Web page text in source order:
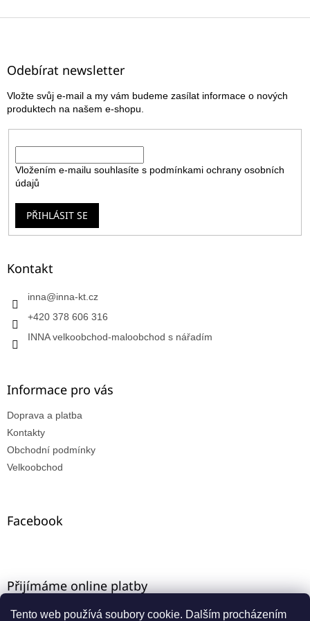
Tento web používá soubory cookie. Dalším procházením
Z
Odebírat newsletter
Vložte svůj e-mail a my vám budeme zasílat informace o nových
produktech na našem e-shopu.
Vložením e-mailu souhlasíte s podmínkami ochrany osobních
údajů
PŘIHLÁSIT SE
Kontakt
inna@inna-kt.cz
+420 378 606 316
INNA velkoobchod-maloobchod s nářadím
Informace pro vás
Doprava a platba
Kontakty
Obchodní podmínky
Velkoobchod
Facebook
Přijímáme online platby